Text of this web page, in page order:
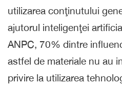
utilizarea conţinutului
ajutorul inteligenţei
ANPC, 70% dintre
astfel de materiale nu au
privire la utilizarea